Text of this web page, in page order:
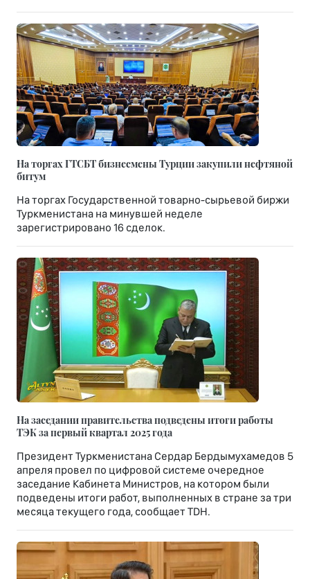
На торгах ГТСБТ бизнесмены Турции закупили нефтяной
битум
На торгах Государственной товарно-сырьевой биржи
Туркменистана на минувшей неделе
зарегистрировано 16 сделок.
На заседании правительства подведены итоги работы
ТЭК за первый квартал 2025 года
Президент Туркменистана Сердар Бердымухамедов 5
апреля провел по цифровой системе очередное
заседание Кабинета Министров, на котором были
подведены итоги работ, выполненных в стране за три
месяца текущего года, сообщает TDH.